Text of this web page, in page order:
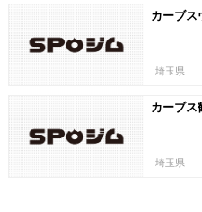
カーブス
埼玉県
カーブス
埼玉県